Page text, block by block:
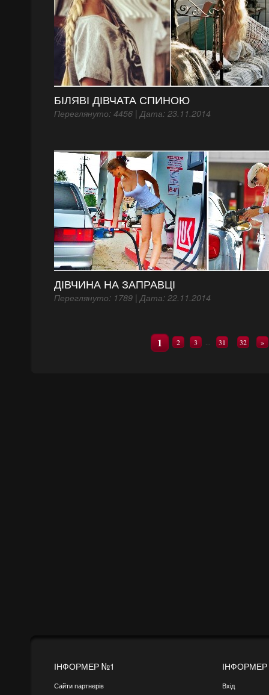
БІЛЯВІ ДІВЧАТА СПИНОЮ
Переглянуто: 4456 | Дата: 23.11.2014
ДІВЧИНА НА ЗАПРАВЦІ
Переглянуто: 1789 | Дата: 22.11.2014
1 2 3 ... 31 32 »
ІНФОРМЕР №1
Сайти партнерів Вхід